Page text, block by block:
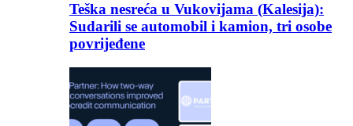
Teška nesreća u Vukovijama (Kalesija):
Sudarili se automobil i kamion, tri osobe
povrijeđene